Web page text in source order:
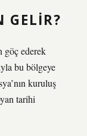
GELIR?
göç ederek
bu bölgeye
kuruluş
tarihi